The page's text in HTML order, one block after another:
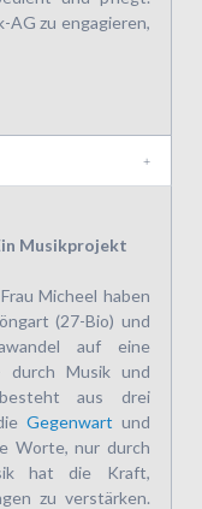
AG zu engagieren,
Musikprojekt
Micheel haben
(27-Bio) und
auf eine
durch Musik und
aus drei
Gegenwart und
Worte, nur durch
hat die Kraft,
zu verstärken.